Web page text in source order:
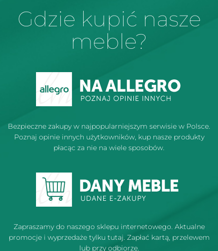
Gdzie kupić nasze
meble?
Bezpieczne zakupy w najpopularniejszym serwisie w Polsce.
Poznaj opinie innych użytkowników, kup nasze produkty
płacąc za nie na wiele sposobów.
Zapraszamy do naszego sklepu internetowego. Aktualne
promocje i wyprzedaże tylku tutaj. Zapłać kartą, przelewem
lub przy odbiorze.